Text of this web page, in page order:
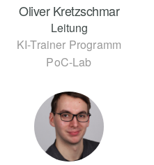
Oliver Kretzschmar
Leitung
KI-Trainer Programm
PoC-Lab